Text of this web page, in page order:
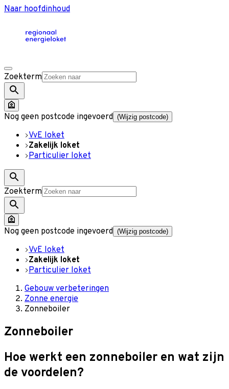
Naar hoofdinhoud
Zoekterm
Nog geen postcode ingevoerd (Wijzig postcode)
VvE loket
Zakelijk loket
Particulier loket
Zoekterm
Nog geen postcode ingevoerd (Wijzig postcode)
VvE loket
Zakelijk loket
Particulier loket
Gebouw verbeteringen
Zonne energie
Zonneboiler
Zonneboiler
Hoe werkt een zonneboiler en wat zijn
de voordelen?